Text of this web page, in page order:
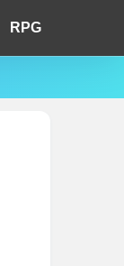
RPG